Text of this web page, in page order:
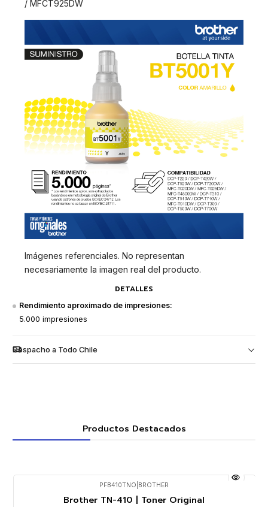
/ MFCT925DW
Imágenes referenciales. No representan
necesariamente la imagen real del producto.
DETALLES
Rendimiento aproximado de impresiones:
5.000 impresiones
Despacho a Todo Chile
Productos Destacados
PFB410TNO BROTHER
Brother TN-410 | Toner Original